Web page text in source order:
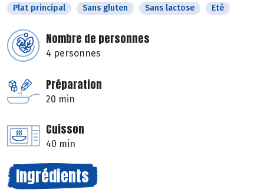
Plat principal Sans gluten Sans lactose Eté
Nombre de personnes
4 personnes
Préparation
20 min
Cuisson
40 min
Ingrédients